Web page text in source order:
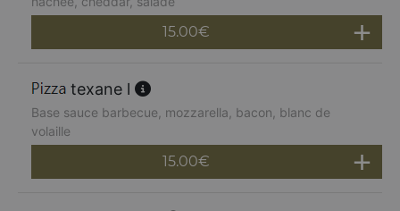
15.00€
texane l
Base sauce barbecue, mozzarella, bacon, blanc de
volaille
15.00€